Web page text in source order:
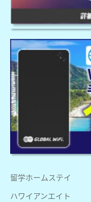
留学ホームステイ
ハワイアンエイト